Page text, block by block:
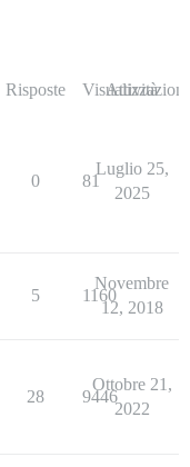
Risposte Visualizzazioni
Attività
0 81
Luglio 25,
2025
5 1160
Novembre
12, 2018
28 9446
Ottobre 21,
2022